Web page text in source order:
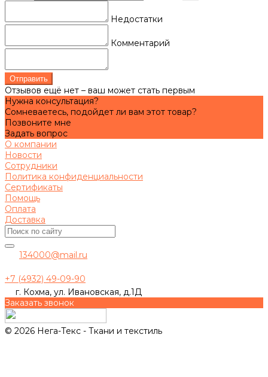
Недостатки
Комментарий
Отправить
Отзывов ещё нет – ваш может стать первым
Нужна консультация?
Сомневаетесь, подойдет ли вам этот товар?
Позвоните мне
Задать вопрос
О компании
Новости
Сотрудники
Политика конфиденциальности
Сертификаты
Помощь
Оплата
Доставка
134000@mail.ru
+7 (4932) 49-09-90
г. Кохма, ул. Ивановская, д.1Д
Заказать звонок
© 2026 Нега-Текс - Ткани и текстиль